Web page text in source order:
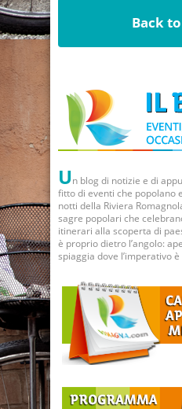
Back
Un blog di notizie e di
fitto di eventi che popolano
notti della Riviera
sagre popolari che
itinerari alla scoperta di
è proprio dietro l’angolo:
spiaggia dove l’imperativo